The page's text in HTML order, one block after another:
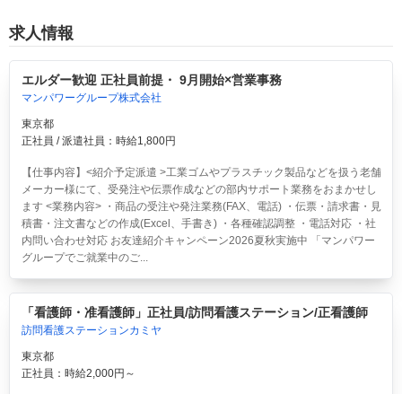
求人情報
エルダー歓迎 正社員前提・ 9月開始×営業事務
マンパワーグループ株式会社
東京都
正社員 / 派遣社員：時給1,800円
【仕事内容】<紹介予定派遣 >工業ゴムやプラスチック製品などを扱う老舗
メーカー様にて、受発注や伝票作成などの部内サポート業務をおまかせし
ます <業務内容> ・商品の受注や発注業務(FAX、電話) ・伝票・請求書・見
積書・注文書などの作成(Excel、手書き) ・各種確認調整 ・電話対応 ・社
内問い合わせ対応 お友達紹介キャンペーン2026夏秋実施中 「マンパワー
グループでご就業中のご...
「看護師・准看護師」正社員/訪問看護ステーション/正看護師
訪問看護ステーションカミヤ
東京都
正社員：時給2,000円～